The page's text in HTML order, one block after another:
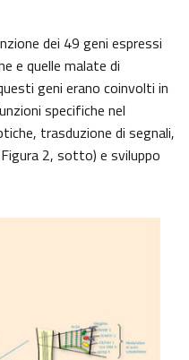
dei 49 geni espressi
e quelle malate di
geni erano coinvolti in
specifiche nel
trasduzione di segnali,
2, sotto) e sviluppo